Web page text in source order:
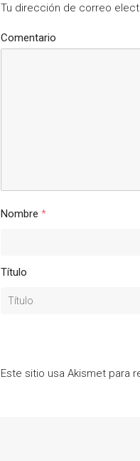
Tu dirección de correo
Comentario
Nombre *
Título
Este sitio usa Akismet para